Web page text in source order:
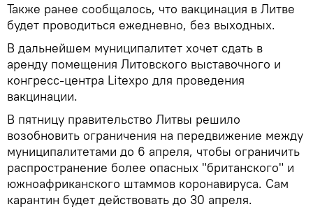
Также ранее сообщалось, что вакцинация в Литве
будет проводиться ежедневно, без выходных.
В дальнейшем муниципалитет хочет сдать в
аренду помещения Литовского выставочного и
конгресс-центра Litexpo для проведения
вакцинации.
В пятницу правительство Литвы решило
возобновить ограничения на передвижение между
муниципалитетами до 6 апреля, чтобы ограничить
распространение более опасных "британского" и
южноафриканского штаммов коронавируса. Сам
карантин будет действовать до 30 апреля.